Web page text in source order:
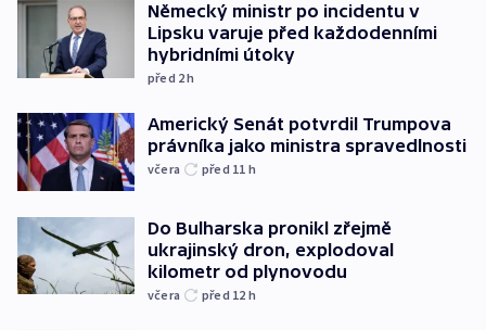
Německý ministr po incidentu v
Lipsku varuje před každodenními
hybridními útoky
před 2h
Americký Senát potvrdil Trumpova
právníka jako ministra spravedlnosti
včera před 11 h
Do Bulharska pronikl zřejmě
ukrajinský dron, explodoval
kilometr od plynovodu
včera před 12 h